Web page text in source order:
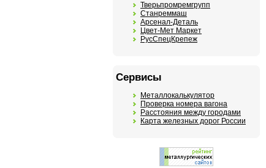
Тверьпромремгрупп
Станреммаш
Арсенал-Деталь
Цвет-Мет Маркет
РусСпецКрепеж
Сервисы
Металлокалькулятор
Проверка номера вагона
Расстояния между городами
Карта железных дорог России